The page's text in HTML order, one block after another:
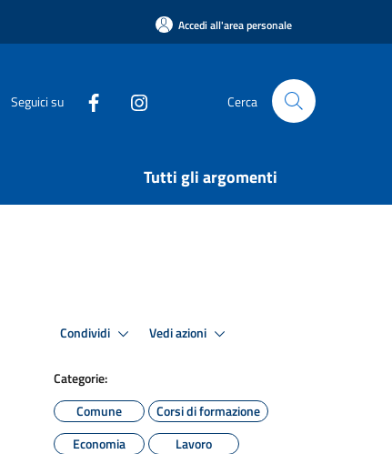
Accedi all'area personale
Seguici su Cerca
Tutti gli argomenti
Condividi Vedi azioni
Categorie:
Comune
Corsi di formazione
Economia
Lavoro